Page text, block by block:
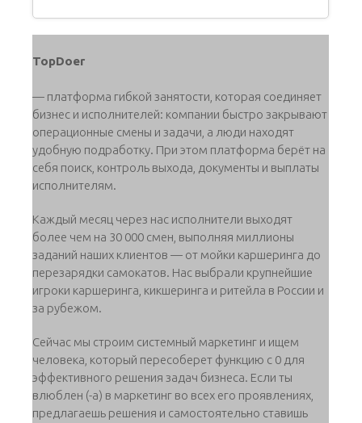
TopDoer
— платформа гибкой занятости, которая соединяет
бизнес и исполнителей: компании быстро закрывают
операционные смены и задачи, а люди находят
удобную подработку. При этом платформа берёт на
себя поиск, контроль выхода, документы и выплаты
исполнителям.
Каждый месяц через нас исполнители выходят
более чем на 30 000 смен, выполняя миллионы
заданий наших клиентов — от мойки каршеринга до
перезарядки самокатов. Нас выбрали крупнейшие
игроки каршеринга, кикшеринга и ритейла в России и
за рубежом.
Сейчас мы строим системный маркетинг и ищем
человека, который пересоберет функцию с 0 для
эффективного решения задач бизнеса. Если ты
влюблен (-а) в маркетинг во всех его проявлениях,
предлагаешь решения и самостоятельно ставишь